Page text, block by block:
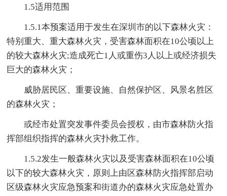
1.5适用范围
1.5.1本预案适用于发生在深圳市的以下森林火灾：
特别重大、重大森林火灾，受害森林面积在10公顷以上
的较大森林火灾;造成死亡1人或重伤3人以上或经济损失
巨大的森林火灾；
威胁居民区、重要设施、自然保护区、风景名胜区
的森林火灾；
或经市处置突发事件委员会授权，由市森林防火指
挥部组织指挥的森林火灾扑救工作。
1.5.2发生一般森林火灾以及受害森林面积在10公顷
以下的较大森林火灾，原则上由区森林防火指挥部启动
区级森林火灾应急预案和街道办的森林火灾应急处置办